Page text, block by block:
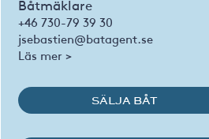
Båtmäklare
+46 730-79 39 30
jsebastien@batagent.se
Läs mer >
SÄLJA BÅT